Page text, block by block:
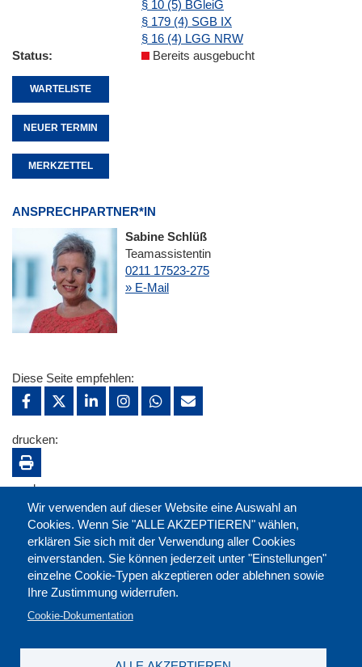
§ 10 (5) BGleiG
§ 179 (4) SGB IX
§ 16 (4) LGG NRW
Status
Bereits ausgebucht
WARTELISTE
NEUER TERMIN
MERKZETTEL
ANSPRECHPARTNER*IN
Sabine Schlüß
Teamassistentin
0211 17523-275
» E-Mail
Wir verwenden auf dieser Website eine Auswahl an
Cookies. Wenn Sie "ALLE AKZEPTIEREN" wählen,
erklären Sie sich mit der Verwendung aller Cookies
einverstanden. Sie können jederzeit unter "Einstellungen"
einzelne Cookie-Typen akzeptieren oder ablehnen sowie
Ihre Zustimmung widerrufen.
Cookie-Dokumentation
Diese Seite empfehlen:
drucken:
merken: